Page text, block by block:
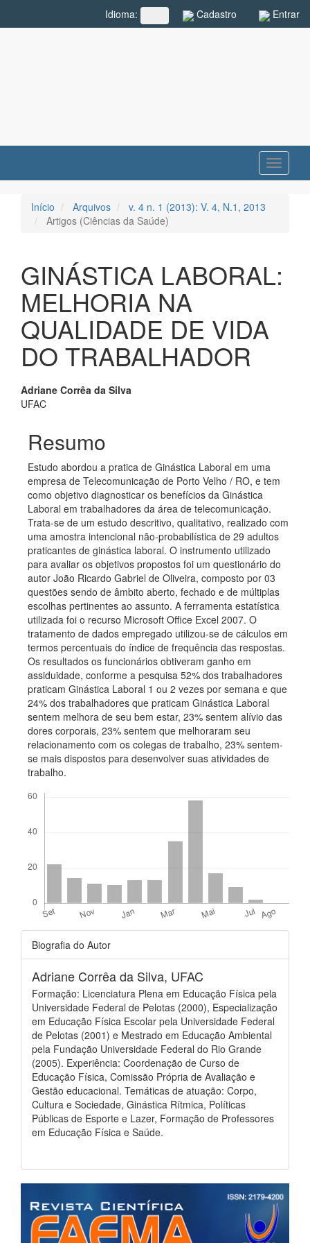
Cadastro Entrar
Idioma: ##plugins.themes.rcf.language.toggle##
Toggle
Início Arquivos
v. 4 n. 1 (2013): V. 4, N.1, 2013
Artigos (Ciências da Saúde)
GINÁSTICA LABORAL:
MELHORIA NA
QUALIDADE DE VIDA
DO TRABALHADOR
Conteúdo
do
artigo
principal
Adriane Corrêa da Silva
UFAC
Resumo
Estudo abordou a pratica de Ginástica Laboral em uma
empresa de Telecomunicação de Porto Velho / RO, e tem
como objetivo diagnosticar os benefícios da Ginástica
Laboral em trabalhadores da área de telecomunicação.
Trata-se de um estudo descritivo, qualitativo, realizado com
uma amostra intencional não-probabilística de 29 adultos
praticantes de ginástica laboral. O instrumento utilizado
para avaliar os objetivos propostos foi um questionário do
autor João Ricardo Gabriel de Oliveira, composto por 03
questões sendo de âmbito aberto, fechado e de múltiplas
escolhas pertinentes ao assunto. A ferramenta estatística
utilizada foi o recurso Microsoft Office Excel 2007. O
tratamento de dados empregado utilizou-se de cálculos em
termos percentuais do índice de frequência das respostas.
Os resultados os funcionários obtiveram ganho em
assiduidade, conforme a pesquisa 52% dos trabalhadores
praticam Ginástica Laboral 1 ou 2 vezes por semana e que
24% dos trabalhadores que praticam Ginástica Laboral
sentem melhora de seu bem estar, 23% sentem alívio das
dores corporais, 23% sentem que melhoraram seu
relacionamento com os colegas de trabalho, 23% sentem-
se mais dispostos para desenvolver suas atividades de
trabalho.
Detalhes
do
artigo
Biografia do Autor
Adriane Corrêa da Silva, UFAC
Formação: Licenciatura Plena em Educação Física pela
Universidade Federal de Pelotas (2000), Especialização
em Educação Física Escolar pela Universidade Federal
de Pelotas (2001) e Mestrado em Educação Ambiental
pela Fundação Universidade Federal do Rio Grande
(2005). Experiência: Coordenação de Curso de
Educação Física, Comissão Própria de Avaliação e
Gestão educacional. Temáticas de atuação: Corpo,
Cultura e Sociedade, Ginástica Rítmica, Políticas
Públicas de Esporte e Lazer, Formação de Professores
em Educação Física e Saúde.
Barra
lateral